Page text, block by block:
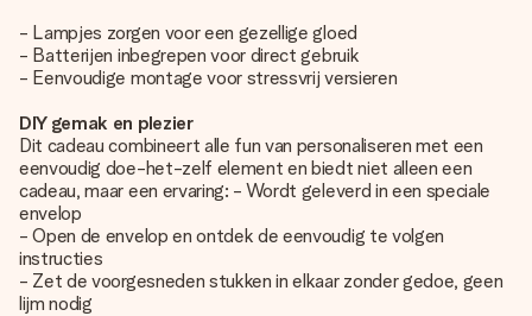
- Lampjes zorgen voor een gezellige gloed
- Batterijen inbegrepen voor direct gebruik
- Eenvoudige montage voor stressvrij versieren
DIY gemak en plezier
Dit cadeau combineert alle fun van personaliseren met een
eenvoudig doe-het-zelf element en biedt niet alleen een
cadeau, maar een ervaring: - Wordt geleverd in een speciale
envelop
- Open de envelop en ontdek de eenvoudig te volgen
instructies
- Zet de voorgesneden stukken in elkaar zonder gedoe, geen
lijm nodig